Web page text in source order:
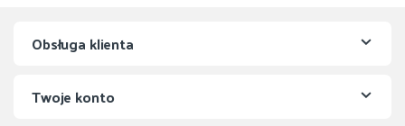
Obsługa klienta
Twoje konto